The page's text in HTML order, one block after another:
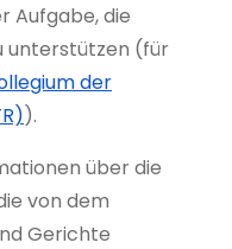
Aufgabe, die
unterstützen (für
der
).
über die
von dem
Gerichte